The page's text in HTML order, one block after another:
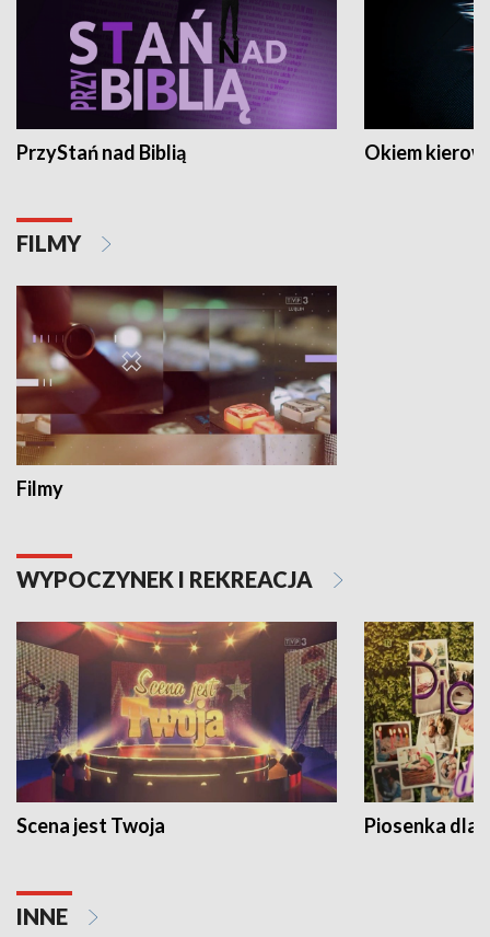
PrzyStań nad Biblią Okiem
FILMY
Filmy
WYPOCZYNEK I REKREACJA
Scena jest Twoja Piosenka dla
INNE